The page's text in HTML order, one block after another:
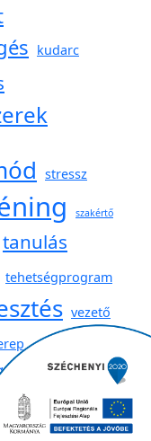
kudarc
stressz
szakértő
tanulás
tehetségprogram
vezető